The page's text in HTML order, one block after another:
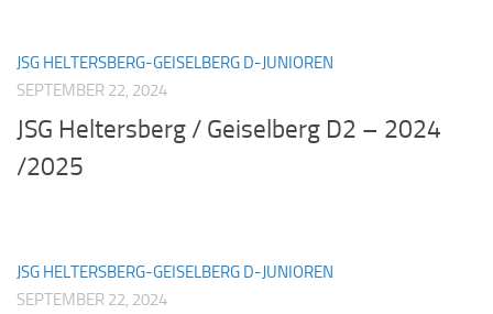
JSG HELTERSBERG-GEISELBERG D-JUNIOREN
SEPTEMBER 22, 2024
JSG Heltersberg / Geiselberg D2 – 2024
/2025
JSG HELTERSBERG-GEISELBERG D-JUNIOREN
SEPTEMBER 22, 2024